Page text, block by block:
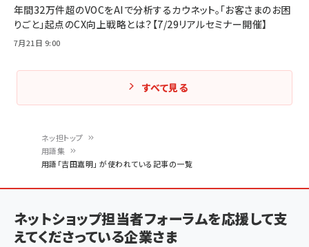
ン
く
ず
ネッ担トップ
用語集
用語「吉田嘉明」 が使われている記事の一覧
年間32万件超のVOCをAIで分析するカウネット。「お客さまのお困
りごと」起点のCX向上戦略とは？【7/29リアルセミナー開催】
7月21日 9:00
すべて見る
ネットショップ担当者フォーラムを応援して支
えてくださっている企業さま